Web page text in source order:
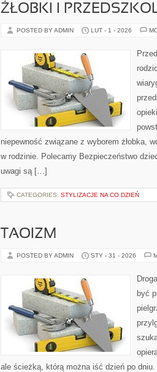
ŻŁOBKI I
POSTED BY ADMIN LUT - 1 - 2026
niepewność związane z wyborem żłobka,
w rodzinie. Polecamy Bezpieczeństwo
uwagi są […]
CATEGORIES: STYLIZACJE NA CO DZIEŃ
TAOIZM
POSTED BY ADMIN STY - 31 - 2026
być
ale ścieżką, którą można iść dzień po